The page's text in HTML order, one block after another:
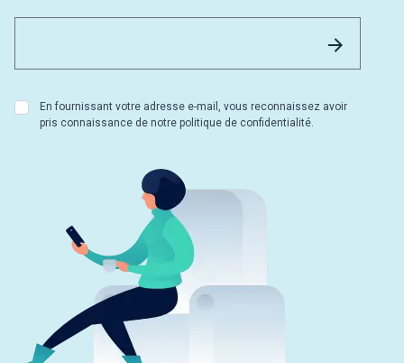
En fournissant votre adresse e-mail, vous reconnaissez avoir
pris connaissance de notre politique de confidentialité.